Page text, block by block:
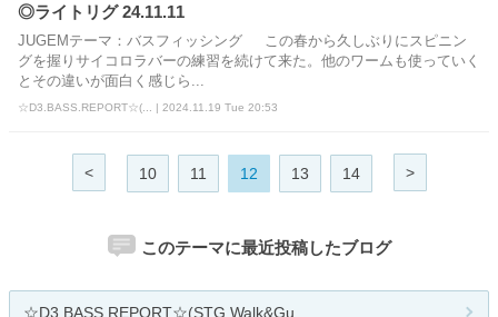
◎ライトリグ 24.11.11
JUGEMテーマ：バスフィッシング この春から久しぶりにスピニン
グを握りサイコロラバーの練習を続けて来た。他のワームも使っていく
とその違いが面白く感じら...
☆D3.BASS.REPORT☆(... | 2024.11.19 Tue 20:53
< 10 11 12 13 14 >
このテーマに最近投稿したブログ
☆D3.BASS.REPORT☆(STG Walk&Gu...